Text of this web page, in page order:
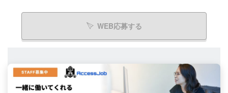
WEB応募する